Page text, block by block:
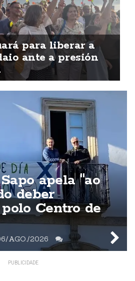
para liberar a
ante a presión
apela "ao
deber
Centro de
AGO./2026